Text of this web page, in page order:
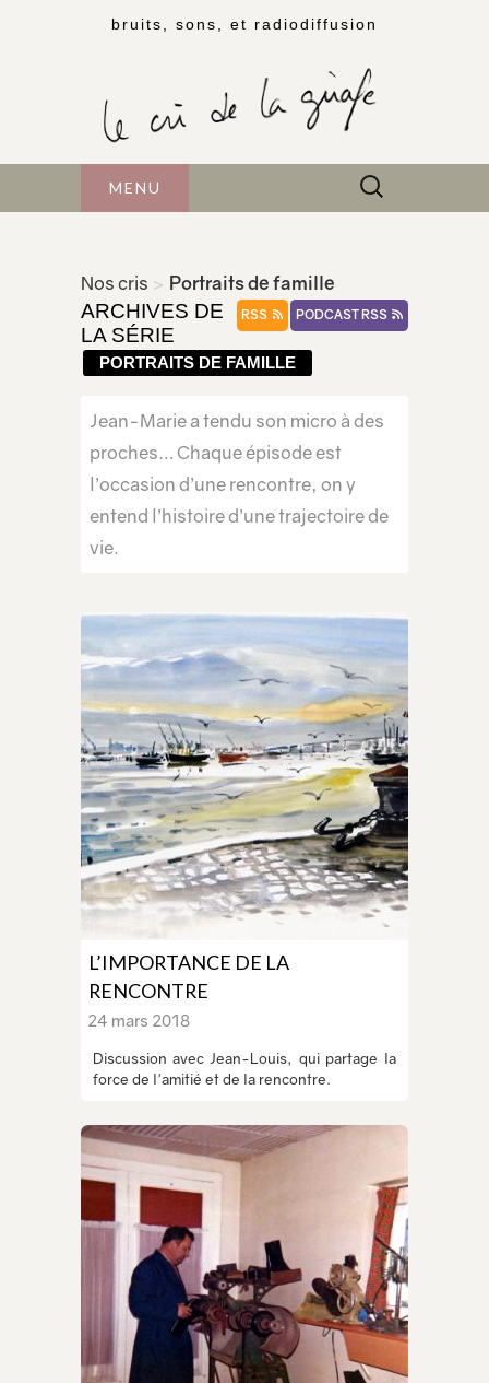
bruits, sons, et radiodiffusion
MENU Rechercher :
Nos cris > Portraits de famille
PODCAST RSS
RSS
ARCHIVES DE
LA SÉRIE
PORTRAITS DE FAMILLE
Jean-Marie a tendu son micro à des
proches… Chaque épisode est
l’occasion d’une rencontre, on y
entend l’histoire d’une trajectoire de
vie.
L’IMPORTANCE DE LA
RENCONTRE
24 mars 2018
Discussion avec Jean-Louis, qui partage la
force de l'amitié et de la rencontre.